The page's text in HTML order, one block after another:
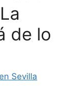
de lo
Sevilla